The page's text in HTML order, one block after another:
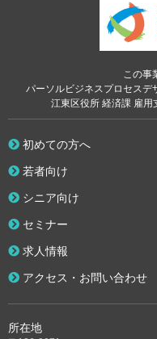
この事
パーソルビジネスプロセスデ
江東区役所 経済課 雇用
所在地
初めての方へ
若者向け
シニア向け
セミナー
求人情報
アクセス・お問い合わせ